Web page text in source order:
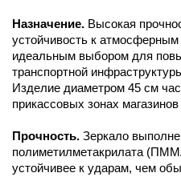
Назначение. Высокая
устойчивость к
идеальным выбором для
транспортной
Изделие диаметром 45 см
прикассовых зонах
Прочность. Зеркало
полиметилметакрилата
устойчивее к ударам, чем